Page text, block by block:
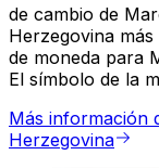
de cambio de
Herzegovina
de moneda para
El símbolo de la
Más información
Herzegovina